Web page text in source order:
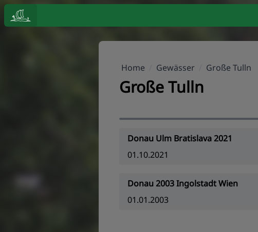
Home Gewässer Große Tulln
Große Tulln
Donau Ulm Bratislava 2021
01.10.2021
Donau 2003 Ingolstadt Wien
01.01.2003